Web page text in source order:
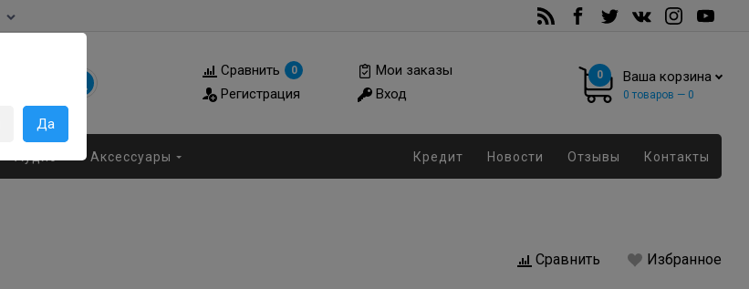
Да
Сравнить 0
Регистрация
Мои заказы
Вход
0 Ваша корзина
0 товаров — 0
Аксессуары Кредит Новости Отзывы Контакты
Избранное
Сравнить